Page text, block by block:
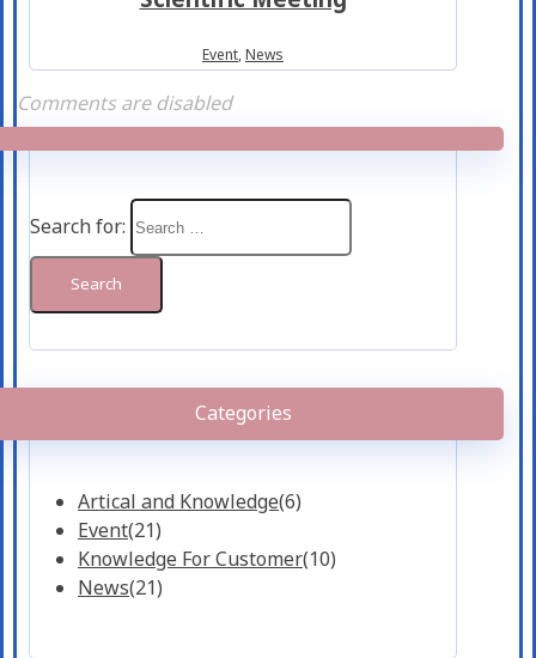
Event,News
Comments are disabled
Search for:
Categories
Artical and Knowledge(6)
Event(21)
Knowledge For Customer(10)
News(21)